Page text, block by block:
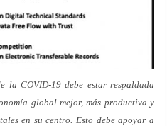
la COVID-19 debe estar respaldada
global mejor, más productiva y
en su centro. Esto debe apoyar a